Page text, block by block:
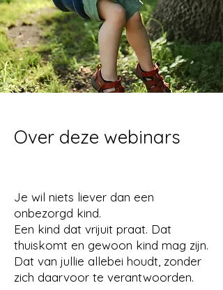
Over deze webinars
Je wil niets liever dan een
onbezorgd kind.
Een kind dat vrijuit praat. Dat
thuiskomt en gewoon kind mag zijn.
Dat van jullie allebei houdt, zonder
zich daarvoor te verantwoorden.